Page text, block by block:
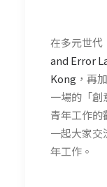
在多元世代
and Error
Kong ，再
一場的「創
青年工作的
一起大家交
年工作。